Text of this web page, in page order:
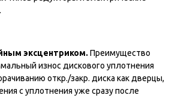
эксцентриком. Преимущество
износ дискового уплотнения
откр./закр. диска как дверцы,
с уплотнения уже сразу после